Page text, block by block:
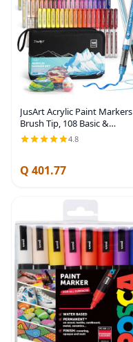
JusArt Acrylic Paint Markers
Brush Tip, 108 Basic &
Metallic Colors | Automatic
Ink Control, Water-Based
DIY Art &
4.8
Q 401.77